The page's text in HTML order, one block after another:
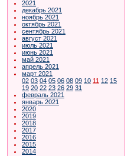
2021
декабрь 2021
ноябрь 2021
октябрь 2021
сентябрь 2021
август 2021
июль 2021
июнь 2021
май 2021
апрель 2021
март 2021
02 03 04 05 06 08 09 10 11 12 15
19 20 22 23 26 29 31
февраль 2021
январь 2021
2020
2019
2018
2017
2016
2015
2014